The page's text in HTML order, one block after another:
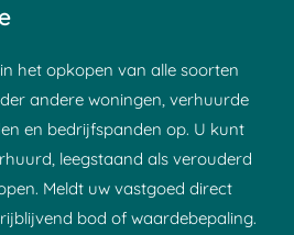
het opkopen van alle soorten
andere woningen, verhuurde
en bedrijfspanden op. U kunt
leegstaand als verouderd
Meldt uw vastgoed direct
bod of waardebepaling.